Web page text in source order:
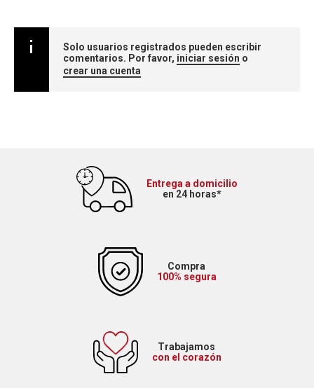
Solo usuarios registrados pueden escribir
comentarios. Por favor, iniciar sesión o
crear una cuenta
Entrega a domicilio
en 24 horas*
Compra
100% segura
Trabajamos
con el corazón